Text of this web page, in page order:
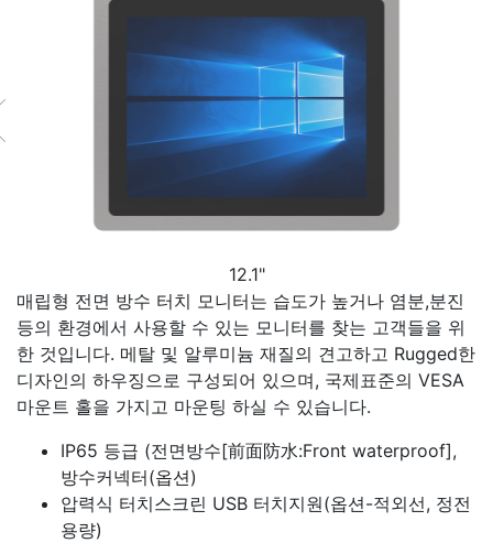
12.1"
매립형 전면 방수 터치 모니터는 습도가 높거나 염분,분진
등의 환경에서 사용할 수 있는 모니터를 찾는 고객들을 위
한 것입니다. 메탈 및 알루미늄 재질의 견고하고 Rugged한
디자인의 하우징으로 구성되어 있으며, 국제표준의 VESA
마운트 홀을 가지고 마운팅 하실 수 있습니다.
IP65 등급 (전면방수[前面防水:Front waterproof],
방수커넥터(옵션)
압력식 터치스크린 USB 터치지원(옵션-적외선, 정전
용량)